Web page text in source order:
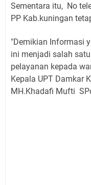
Sementara itu, No
PP Kab.kuningan
"Demikian Informasi
ini menjadi salah
pelayanan kepada
Kepala UPT Damkar
MH.Khadafi Mufti